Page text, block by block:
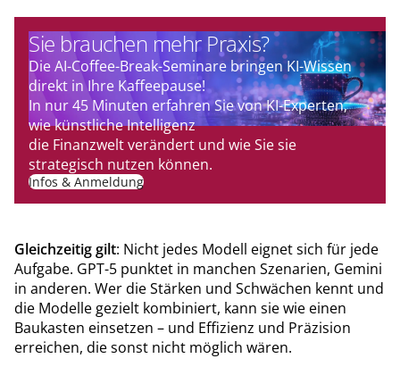
Sie brauchen mehr Praxis?
Die AI-Coffee-Break-Seminare bringen KI-Wissen
direkt in Ihre Kaffeepause!
In nur 45 Minuten erfahren Sie von KI-Experten,
wie künstliche Intelligenz
die Finanzwelt verändert und wie Sie sie
strategisch nutzen können.
Infos & Anmeldung
Gleichzeitig gilt: Nicht jedes Modell eignet sich für jede
Aufgabe. GPT-5 punktet in manchen Szenarien, Gemini
in anderen. Wer die Stärken und Schwächen kennt und
die Modelle gezielt kombiniert, kann sie wie einen
Baukasten einsetzen – und Effizienz und Präzision
erreichen, die sonst nicht möglich wären.